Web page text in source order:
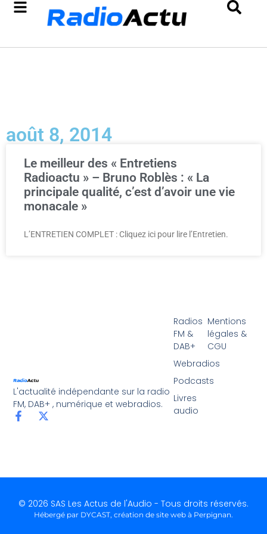
août 8, 2014
Le meilleur des « Entretiens
Radioactu » – Bruno Roblès : « La
principale qualité, c’est d’avoir une vie
monacale »
L’ENTRETIEN COMPLET : Cliquez ici pour lire l’Entretien.
L'actualité indépendante sur la radio
FM, DAB+ , numérique et webradios.
Radios
FM &
DAB+
Webradios
Podcasts
Livres
audio
Mentions
légales &
CGU
© 2026 SAS Les Actus de l'Audio - Tous droits réservés.
Hébergé par DYCAST, création de site web à Perpignan.